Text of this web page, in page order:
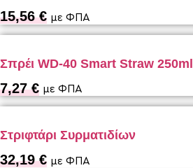
15,56€ με ΦΠΑ
Σπρέι WD-40 Smart Straw 250ml
7,27€ με ΦΠΑ
Στριφτάρι Συρματιδίων
32,19€ με ΦΠΑ